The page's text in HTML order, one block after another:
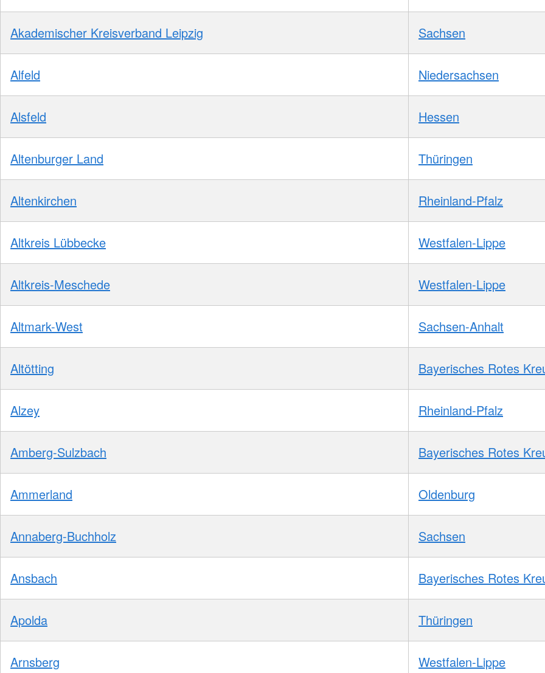
Akademischer Kreisverband Leipzig Sachsen
Alfeld Niedersachsen
Alsfeld Hessen
Altenburger Land Thüringen
Altenkirchen Rheinland-Pfalz
Altkreis Lübbecke Westfalen-Lippe
Altkreis-Meschede Westfalen-Lippe
Altmark-West Sachsen-Anhalt
Altötting Bayerisches Rotes
Alzey Rheinland-Pfalz
Amberg-Sulzbach Bayerisches Rotes
Ammerland Oldenburg
Annaberg-Buchholz Sachsen
Ansbach Bayerisches Rotes
Apolda Thüringen
Arnsberg Westfalen-Lippe